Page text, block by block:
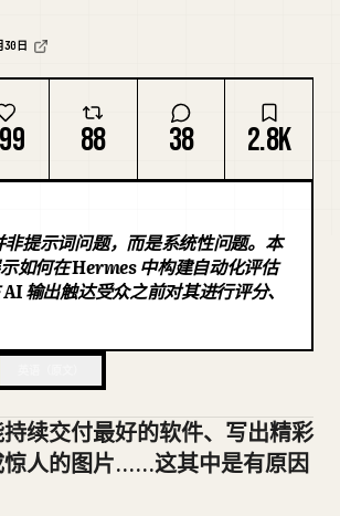
日
88 38 2.8K
提示词问题，而是系统性问题。本
如何在 Hermes 中构建自动化评估
输出触达受众之前对其进行评分、
续交付最好的软件、写出精彩
惊人的图片……这其中是有原因